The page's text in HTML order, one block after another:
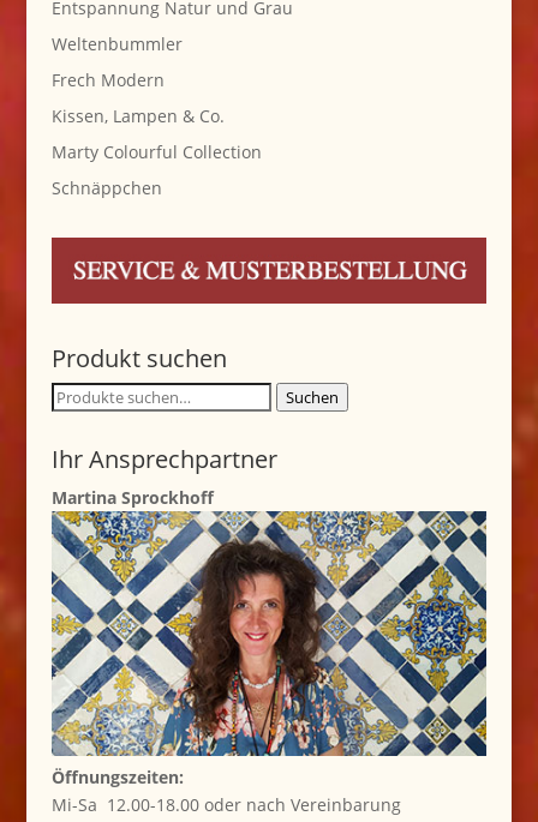
Entspannung Natur und Grau
Weltenbummler
Frech Modern
Kissen, Lampen & Co.
Marty Colourful Collection
Schnäppchen
Produkt suchen
Suche
Suchen
Ihr Ansprechpartner
Martina Sprockhoff
Öffnungszeiten:
Mi-Sa 12.00-18.00 oder nach Vereinbarung